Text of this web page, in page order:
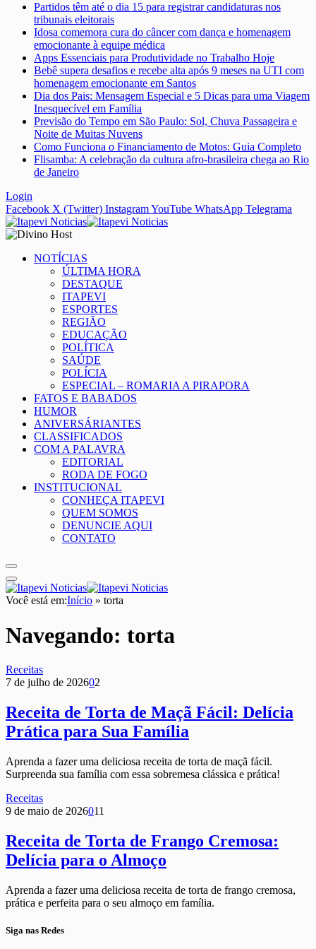
Partidos têm até o dia 15 para registrar candidaturas nos
tribunais eleitorais
Idosa comemora cura do câncer com dança e homenagem
emocionante à equipe médica
Apps Essenciais para Produtividade no Trabalho Hoje
Bebê supera desafios e recebe alta após 9 meses na UTI com
homenagem emocionante em Santos
Dia dos Pais: Mensagem Especial e 5 Dicas para uma Viagem
Inesquecível em Família
Previsão do Tempo em São Paulo: Sol, Chuva Passageira e
Noite de Muitas Nuvens
Como Funciona o Financiamento de Motos: Guia Completo
Flisamba: A celebração da cultura afro-brasileira chega ao Rio
de Janeiro
Login
Facebook X (Twitter) InstagramYouTube WhatsApp Telegrama
NOTÍCIAS
ÚLTIMA HORA
DESTAQUE
ITAPEVI
ESPORTES
REGIÃO
EDUCAÇÃO
POLÍTICA
SAÚDE
POLÍCIA
ESPECIAL – ROMARIA A PIRAPORA
FATOS E BABADOS
HUMOR
ANIVERSÁRIANTES
CLASSIFICADOS
COM A PALAVRA
EDITORIAL
RODA DE FOGO
INSTITUCIONAL
CONHEÇA ITAPEVI
QUEM SOMOS
DENUNCIE AQUI
CONTATO
Você está em:Início » torta
Navegando: torta
Receitas
7 de julho de 202602
Receita de Torta de Maçã Fácil: Delícia
Prática para Sua Família
Aprenda a fazer uma deliciosa receita de torta de maçã fácil.
Surpreenda sua família com essa sobremesa clássica e prática!
Receitas
9 de maio de 2026011
Receita de Torta de Frango Cremosa:
Delícia para o Almoço
Aprenda a fazer uma deliciosa receita de torta de frango cremosa,
prática e perfeita para o seu almoço em família.
Siga nas Redes